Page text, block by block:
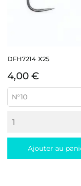
DFH7214 X25
Prix
4,00 €
Ajouter au